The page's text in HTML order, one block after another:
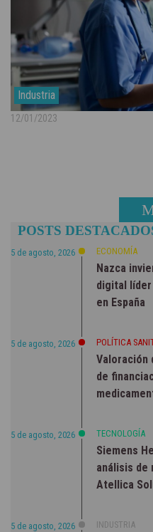
Industria
12/01/2023
POSTS
5 de agosto, 2026 ECONOMÍA
Nazca
digital
en España
5 de agosto, 2026 POLÍTICA
Valoración
de
5 de agosto, 2026 TECNOLOGÍA
Siemens
análisis de
Atellica
5 de agosto, 2026 INDUSTRIA